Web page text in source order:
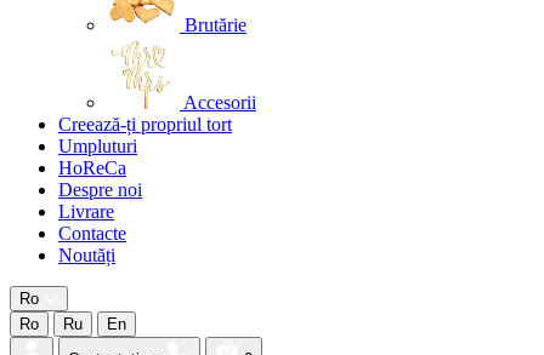
Brutărie
Accesorii
Creează-ți propriul tort
Umpluturi
HoReCa
Despre noi
Livrare
Contacte
Noutăți
Ro
Ro
Ru
En